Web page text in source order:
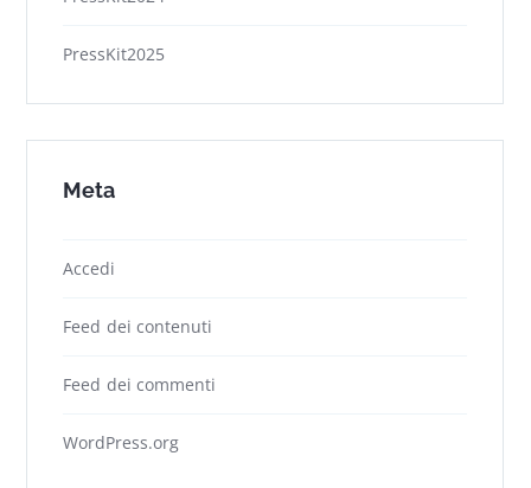
PressKit2025
Meta
Accedi
Feed dei contenuti
Feed dei commenti
WordPress.org